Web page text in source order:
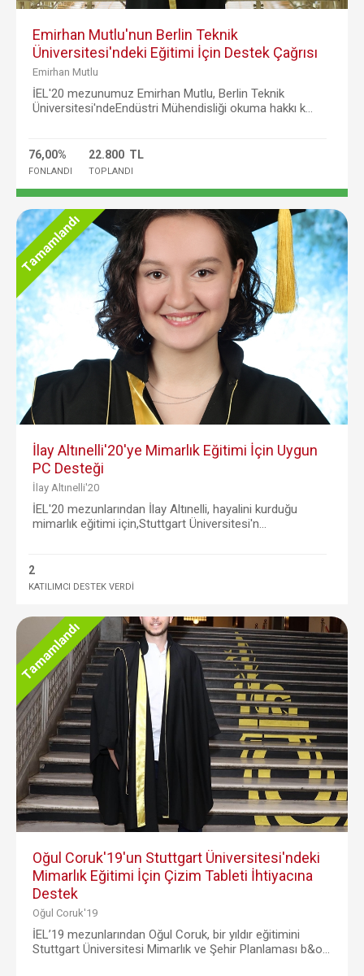
Emirhan Mutlu'nun Berlin Teknik
Üniversitesi'ndeki Eğitimi İçin Destek Çağrısı
Emirhan Mutlu
İEL'20 mezunumuz Emirhan Mutlu, Berlin Teknik
Üniversitesi'ndeEndüstri Mühendisliği okuma hakkı k...
76,00%
FONLANDI
22.800 TL
TOPLANDI
Tamamlandı
İlay Altınelli'20'ye Mimarlık Eğitimi İçin Uygun
PC Desteği
İlay Altınelli'20
İEL'20 mezunlarından İlay Altınelli, hayalini kurduğu
mimarlık eğitimi için,Stuttgart Üniversitesi'n...
2
KATILIMCI DESTEK VERDİ
Tamamlandı
Oğul Coruk'19'un Stuttgart Üniversitesi'ndeki
Mimarlık Eğitimi İçin Çizim Tableti İhtiyacına
Destek
Oğul Coruk'19
İEL’19 mezunlarından Oğul Coruk, bir yıldır eğitimini
Stuttgart Üniversitesi Mimarlık ve Şehir Planlaması b&o...